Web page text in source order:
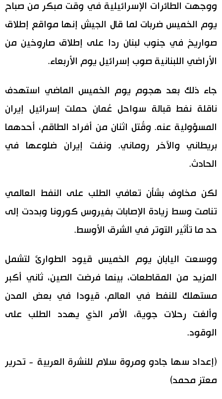
ووجهت الطائرات الإسرائيلية في وقت مبكر من صباح
يوم الخميس ضربات لما قال الجيش إنها مواقع إطلاق
صواريخ في جنوب لبنان ردا على إطلاق صاروخين من
الأراضي اللبنانية صوب إسرائيل يوم الأربعاء.
جاء ذلك بعد هجوم يوم الخميس الماضي استهدف
ناقلة نفط قبالة سواحل عُمان حملت إسرائيل إيران
المسؤولية عنه. وقُتل اثنان من أفراد الطاقم، أحدهما
بريطاني والآخر روماني. ونفت إيران ضلوعها في
الحادث.
لكن مخاوف بشأن تعافي الطلب على النفط العالمي
تنامت وسط زيادة الإصابات بفيروس كورونا وبددت إلى
حد ما تأثير التوتر في الشرق الأوسط.
ووسعت اليابان يوم الخميس قيود الطوارئ لتشمل
المزيد من المقاطعات، بينما فرضت الصين، ثاني أكبر
مستهلك للنفط في العالم، قيودا في بعض المدن
وألغت رحلات جوية، الأمر الذي يهدد الطلب على
الوقود.
(إعداد سها جادو ومروة سلام للنشرة العربية - تحرير
معتز محمد)